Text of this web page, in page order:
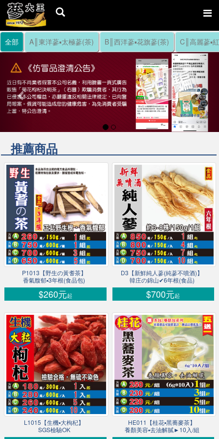
Previous
全部 A║東洋蔘▪太極蔘(茶) B║西洋蔘▪花旗蔘(茶) C║高麗蔘▪
推薦商品
P1013【野生の黃耆茶】
香氣馥郁▪3年根(食品包)
$260元起
D3【新鮮純人蔘(純蔘不噴酒)】
韓庄の錦山✔6年根(食品)
$700元起
L1015【生機▪大枸杞】
SGS檢驗OK
HE011【桂花▪黑蕎麥茶】
養顏美容▪去油解膩►10入/組